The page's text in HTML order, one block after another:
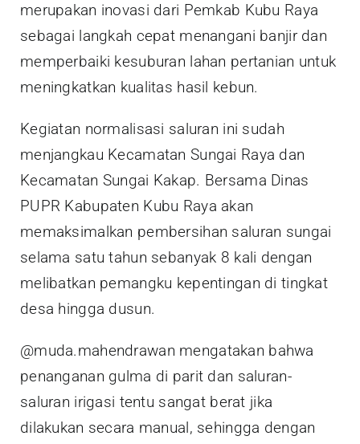
merupakan inovasi dari Pemkab Kubu Raya
sebagai langkah cepat menangani banjir dan
memperbaiki kesuburan lahan pertanian untuk
meningkatkan kualitas hasil kebun.
Kegiatan normalisasi saluran ini sudah
menjangkau Kecamatan Sungai Raya dan
Kecamatan Sungai Kakap. Bersama Dinas
PUPR Kabupaten Kubu Raya akan
memaksimalkan pembersihan saluran sungai
selama satu tahun sebanyak 8 kali dengan
melibatkan pemangku kepentingan di tingkat
desa hingga dusun.
@muda.mahendrawan mengatakan bahwa
penanganan gulma di parit dan saluran-
saluran irigasi tentu sangat berat jika
dilakukan secara manual, sehingga dengan